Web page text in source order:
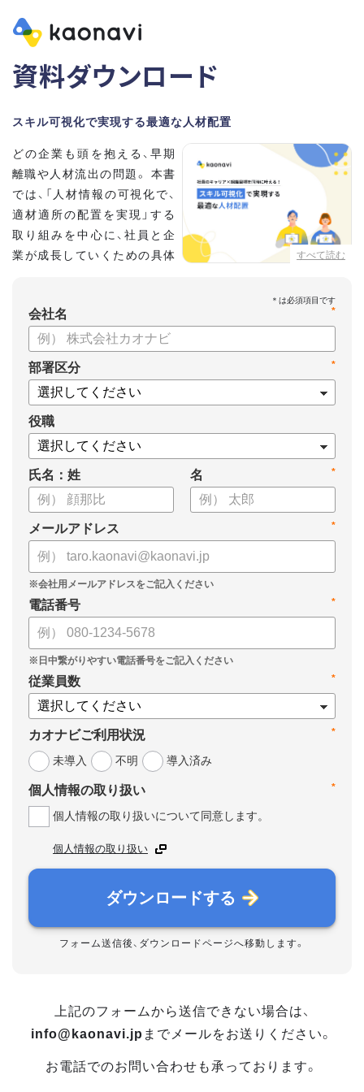
資料ダウンロード
スキル可視化で実現する最適な人材配置
すべて読む
どの企業も頭を抱える、早期
離職や人材流出の問題。 本書
では、「人材情報の可視化で、
適材適所の配置を実現」する
取り組みを中心に、社員と企
業が成長していくための具体
【資料の内容】
・不適切な人員配置の要因と悪影響
・データドリブンな人材配置のメリット
・導入イメージとリーダー育成への応用
*
会社名
*
部署区分
役職
氏名：姓 *
名
*
メールアドレス
*
電話番号
*
従業員数
*
カオナビご利用状況
未導入
不明 導入済み
*
個人情報の取り扱い
個人情報の取り扱いについて同意します。
個人情報の取り扱い
ダウンロードする
フォーム送信後、ダウンロードページへ移動します。
上記のフォームから送信できない場合は、
info@kaonavi.jp までメールをお送りください。
お電話でのお問い合わせも承っております。